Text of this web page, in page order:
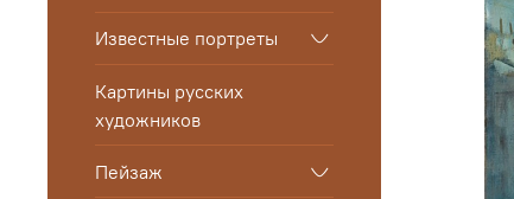
Известные портреты
Картины русских
художников
Пейзаж